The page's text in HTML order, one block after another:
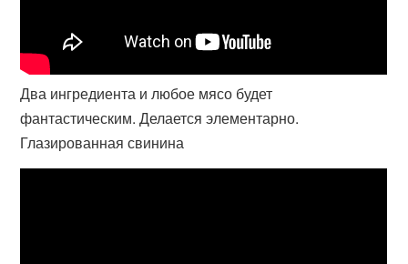
Два ингредиента и любое мясо будет
фантастическим. Делается элементарно.
Глазированная свинина